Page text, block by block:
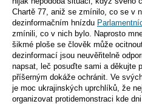
Chartě 77, aniž se zmínilo, co se v
dezinformačním hnízdu
zmínili, co v nich bylo. Naprosto
šikmé ploše se člověk může
dezinformací jsou neuvěřitelně
napsat, leč posuďte sami a děkujte
příšerným dokáže ochránit. Ve
je moc ukrajinských uprchlíků, že
organizovat protidemonstraci kde